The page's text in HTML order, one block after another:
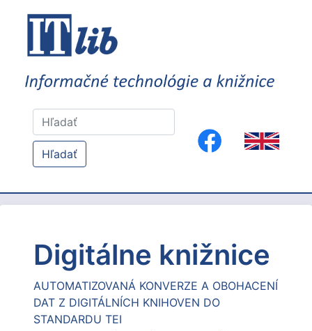
Hľadať
Digitálne knižnice
AUTOMATIZOVANÁ KONVERZE A OBOHACENÍ
DAT Z DIGITÁLNÍCH KNIHOVEN DO
STANDARDU TEI